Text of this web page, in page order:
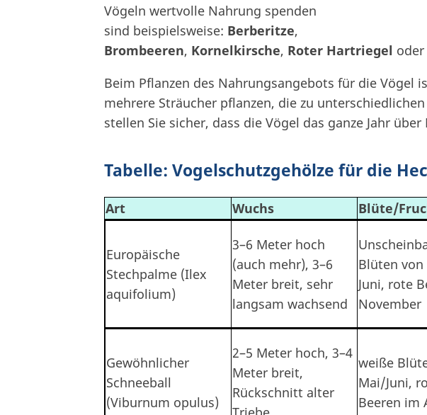
Vögeln wertvolle Nahrung spenden
sind beispielsweise: Berberitze,
Brombeeren, Kornelkirsche, Roter Hartriegel oder
Beim Pflanzen des Nahrungsangebots für die Vögel
mehrere Sträucher pflanzen, die zu
stellen Sie sicher, dass die Vögel das ganze Jahr
Tabelle: Vogelschutzgehölze für die
Art Wuchs Blüte/
Europäische
Stechpalme (Ilex
aquifolium)
3–6 Meter hoch
(auch mehr), 3–6
Meter breit, sehr
langsam wachsend
Blüten von
Juni, rote
November
Gewöhnlicher
Schneeball
(Viburnum opulus)
2–5 Meter hoch, 3–4
Meter breit,
Rückschnitt alter
weiße
Mai/Juni,
Beeren im